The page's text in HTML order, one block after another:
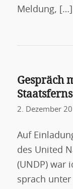
Meldung, […]
Gespräch
2. Dezember
Auf
des United
(UNDP) war
sprach